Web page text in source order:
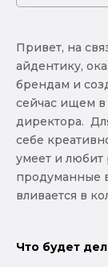
Привет, на
айдентику,
брендам и
сейчас ищем
директора.
себе
умеет и любит
продуманные
вливается в
Что будет